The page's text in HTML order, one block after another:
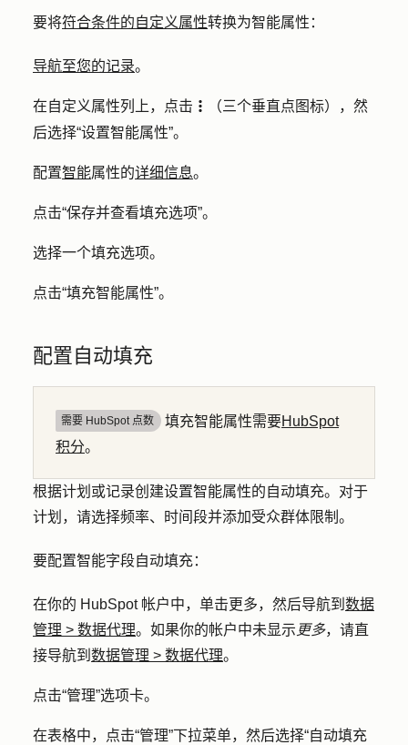
要将符合条件的自定义属性转换为智能属性：
导航至您的记录。
在自定义属性列上，点击 verticalMenuIcon （三个垂直点图标），然
后选择“设置智能属性”。
配置智能属性的详细信息。
点击“保存并查看填充选项”。
选择一个填充选项。
点击“填充智能属性”。
配置自动填充
需要 HubSpot 点数 填充智能属性需要HubSpot
积分。
根据计划或记录创建设置智能属性的自动填充。对于
计划，请选择频率、时间段并添加受众群体限制。
要配置智能字段自动填充：
在你的 HubSpot 帐户中，单击更多，然后导航到 数据
管理 > 数据代理。如果你的帐户中未显示 更多，请直
接导航到 数据管理 > 数据代理。
点击“管理”选项卡。
在表格中，点击“管理”下拉菜单，然后选择“自动填充